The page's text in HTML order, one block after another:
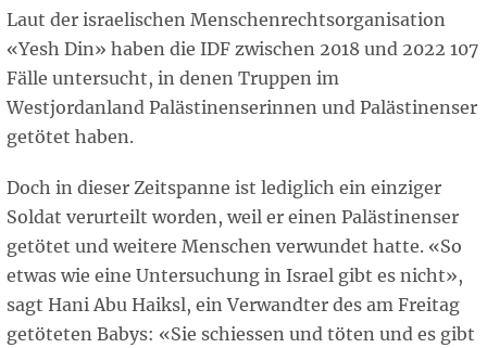
Laut der israelischen Menschenrechtsorganisation
«Yesh Din» haben die IDF zwischen 2018 und 2022 107
Fälle untersucht, in denen Truppen im
Westjordanland Palästinenserinnen und Palästinenser
getötet haben.
Doch in dieser Zeitspanne ist lediglich ein einziger
Soldat verurteilt worden, weil er einen Palästinenser
getötet und weitere Menschen verwundet hatte. «So
etwas wie eine Untersuchung in Israel gibt es nicht»,
sagt Hani Abu Haiksl, ein Verwandter des am Freitag
getöteten Babys: «Sie schiessen und töten und es gibt